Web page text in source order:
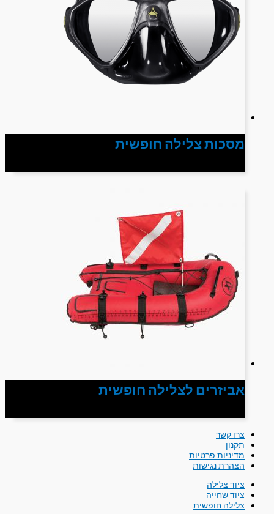
מסכות צלילה חופשית
אביזרים לצלילה חופשית
צרו קשר
תקנון
מדיניות פרטיות
הצהרת נגישות
ציוד צלילה
ציוד שחייה
צלילה חופשית